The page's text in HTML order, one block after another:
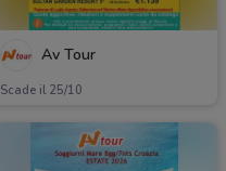
Av Tour
Scade il 25/10